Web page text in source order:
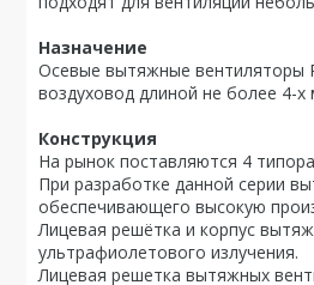
Назначение
Осевые вытяжные вентиляторы
воздуховод длиной не более 4-х
Конструкция
На рынок поставляются 4
При разработке данной серии
обеспечивающего высокую
Лицевая решётка и корпус
ультрафиолетового излучения.
Лицевая решетка вытяжных